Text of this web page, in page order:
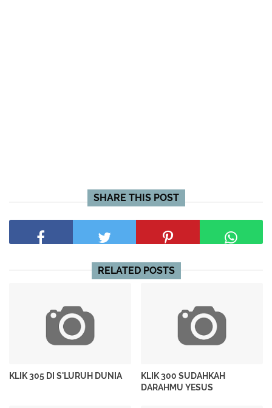
SHARE THIS POST
RELATED POSTS
KLIK 305 DI S'LURUH DUNIA
KLIK 300 SUDAHKAH
DARAHMU YESUS